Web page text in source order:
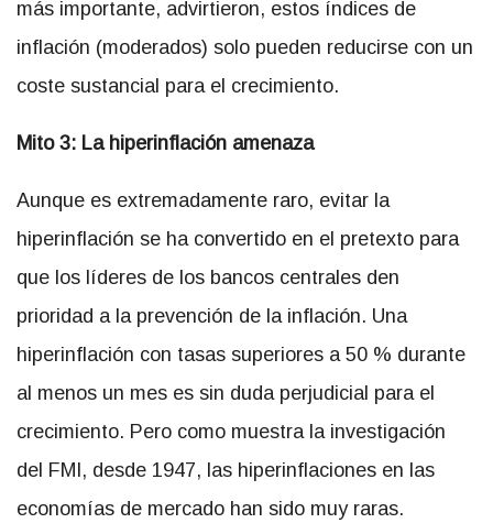
más importante, advirtieron, estos índices de
inflación (moderados) solo pueden reducirse con un
coste sustancial para el crecimiento.
Mito 3: La hiperinflación amenaza
Aunque es extremadamente raro, evitar la
hiperinflación se ha convertido en el pretexto para
que los líderes de los bancos centrales den
prioridad a la prevención de la inflación. Una
hiperinflación con tasas superiores a 50 % durante
al menos un mes es sin duda perjudicial para el
crecimiento. Pero como muestra la investigación
del FMI, desde 1947, las hiperinflaciones en las
economías de mercado han sido muy raras.